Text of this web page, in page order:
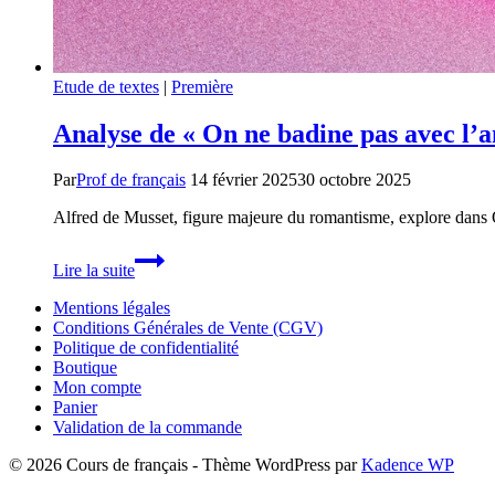
Etude de textes | Première
Analyse de « On ne badine pas avec
ParProf de français 14 février 202530 octobre 2025
Alfred de Musset, figure majeure du romantisme, explore
Lire la suite
Analyse
de
ne
badine
pas
l’amour »
de
Mentions légales
Conditions Générales de Vente (CGV)
Politique de confidentialité
Boutique
Mon compte
Panier
Validation de la commande
© 2026 Cours de français - Thème WordPress parKadence WP